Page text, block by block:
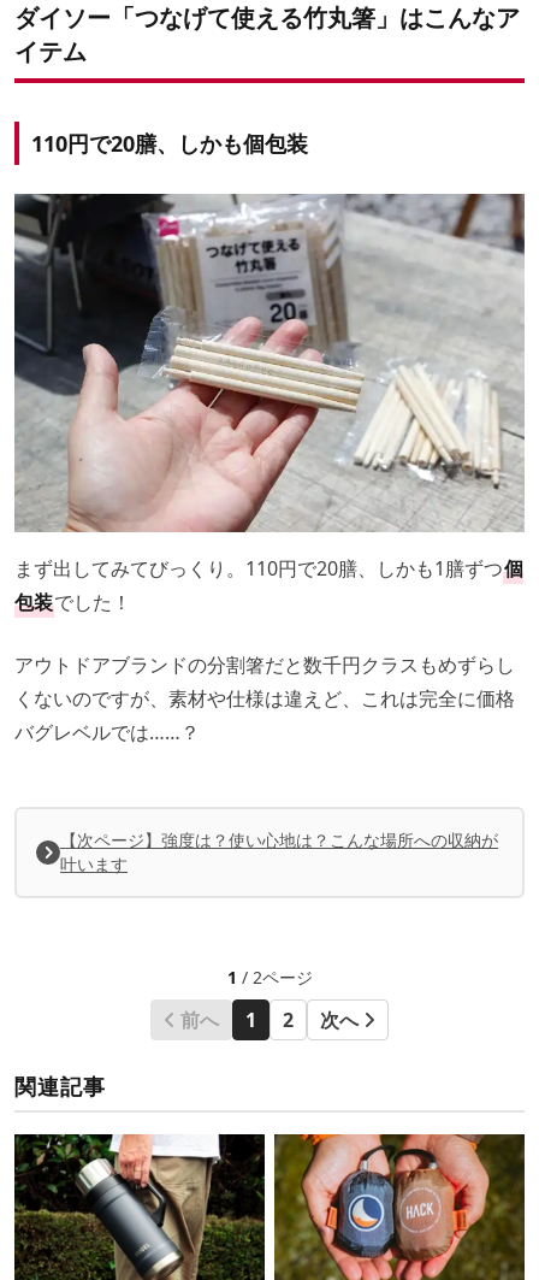
ダイソー「つなげて使える竹丸箸」はこんなア
イテム
110円で20膳、しかも個包装
まず出してみてびっくり。110円で20膳、しかも1膳ずつ個
包装でした！
アウトドアブランドの分割箸だと数千円クラスもめずらし
くないのですが、素材や仕様は違えど、これは完全に価格
バグレベルでは……？
【次ページ】強度は？使い心地は？こんな場所への収納が
叶います
1 / 2ページ
前へ 1 2 次へ
関連記事